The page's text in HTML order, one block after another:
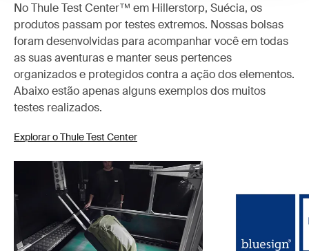
No Thule Test Center™ em Hillerstorp, Suécia, os
produtos passam por testes extremos. Nossas bolsas
foram desenvolvidas para acompanhar você em todas
as suas aventuras e manter seus pertences
organizados e protegidos contra a ação dos elementos.
Abaixo estão apenas alguns exemplos dos muitos
testes realizados.
Explorar o Thule Test Center